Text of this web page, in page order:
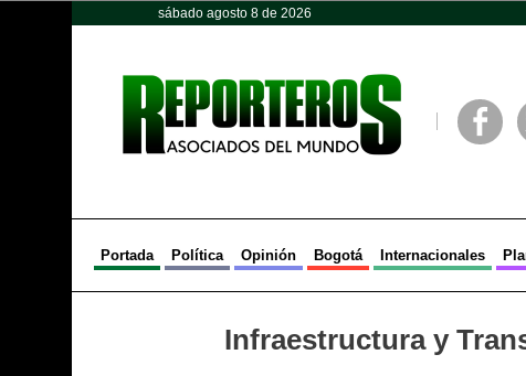
sábado agosto 8 de 2026
Portada Política Opinión Bogotá Internacionales
Infraestructura y
Opinión Política